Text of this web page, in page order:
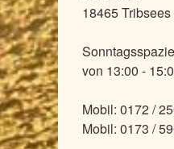
18465 Tribsees
von 13:00 -
Mobil: 0172 /
Mobil: 0173 /